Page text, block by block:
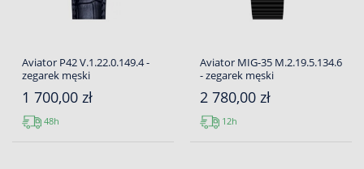
Aviator P42 V.1.22.0.149.4 -
zegarek męski
1 700,00 zł
48h
Aviator MIG-35 M.2.19.5.134.6
- zegarek męski
2 780,00 zł
12h